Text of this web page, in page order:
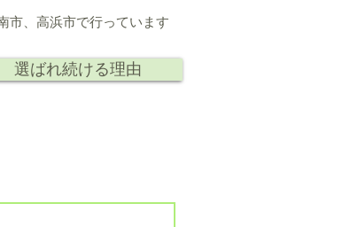
市、高浜市で行っています
選ばれ続ける理由